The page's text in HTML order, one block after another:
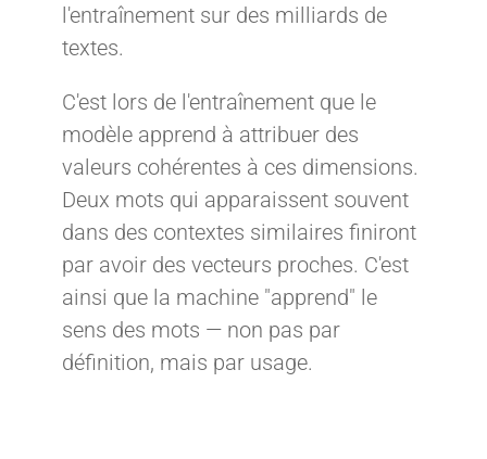
l'entraînement sur des milliards de
textes.
C'est lors de l'entraînement que le
modèle apprend à attribuer des
valeurs cohérentes à ces dimensions.
Deux mots qui apparaissent souvent
dans des contextes similaires finiront
par avoir des vecteurs proches. C'est
ainsi que la machine "apprend" le
sens des mots — non pas par
définition, mais par usage.